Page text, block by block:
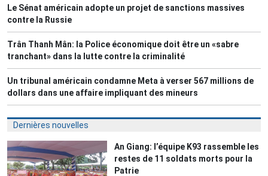
Le Sénat américain adopte un projet de sanctions massives
contre la Russie
Trân Thanh Mân: la Police économique doit être un «sabre
tranchant» dans la lutte contre la criminalité
Un tribunal américain condamne Meta à verser 567 millions de
dollars dans une affaire impliquant des mineurs
Dernières nouvelles
An Giang: l’équipe K93 rassemble les
restes de 11 soldats morts pour la
Patrie